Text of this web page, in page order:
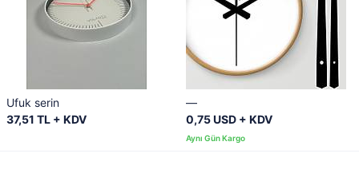
Ufuk serin
37,51 TL + KDV
—
0,75 USD + KDV